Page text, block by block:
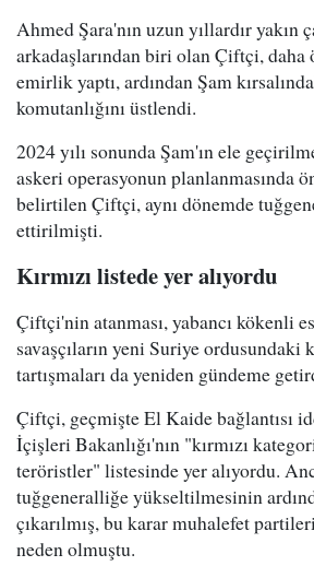
Ahmed Şara'nın uzun yıllardır yakın
arkadaşlarından biri olan Çiftçi, daha
emirlik yaptı, ardından Şam
komutanlığını üstlendi.
2024 yılı sonunda Şam'ın ele
askeri operasyonun planlanmasında
belirtilen Çiftçi, aynı dönemde
ettirilmişti.
Kırmızı listede yer alıyordu
Çiftçi'nin atanması, yabancı kökenli
savaşçıların yeni Suriye
tartışmaları da yeniden gündeme
Çiftçi, geçmişte El Kaide bağlantısı
İçişleri Bakanlığı'nın "kırmızı
teröristler" listesinde yer alıyordu.
tuğgeneralliğe yükseltilmesinin
çıkarılmış, bu karar muhalefet
neden olmuştu.